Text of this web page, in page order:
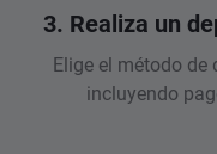
3. Realiza un
Elige el método de
incluyendo